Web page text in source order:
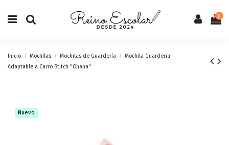
0
Inicio Mochilas Mochilas de Guardería
Mochila Guarderia
Adaptable a Carro Stitch "Ohana"
Nuevo